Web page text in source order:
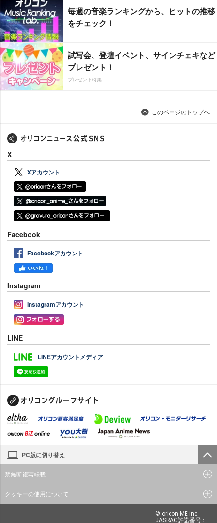
毎週の音楽ランキングから、ヒットの推移
をチェック！
試写会、登壇イベント、サインチェキなど
プレゼント！
プレゼント特集
このページのトップへ
X
Xアカウント
Facebook
Facebookアカウント
Instagram
Instagramアカウント
LINE
LINEアカウントメディア
PC版に切り替え
禁無断複写転載
クッキーの使用について
© oricon ME inc.
JASRAC許諾番号：